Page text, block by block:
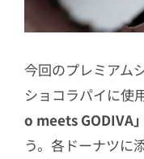
今回のプレミアム
ショコラパイに使
o meets GODIVA
う。各ドーナツに